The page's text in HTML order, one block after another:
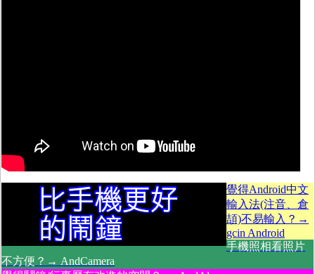
覺得Android中文
輸入法(注音、倉
頡)不易輸入？→
gcin Android
手機照相看照片
不方便？→ AndCamera